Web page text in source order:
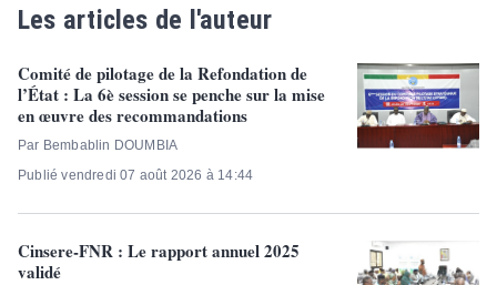
Les articles de l'auteur
Comité de pilotage de la Refondation de
l’État : La 6è session se penche sur la mise
en œuvre des recommandations
Par Bembablin DOUMBIA
Publié vendredi 07 août 2026 à 14:44
Cinsere-FNR : Le rapport annuel 2025
validé